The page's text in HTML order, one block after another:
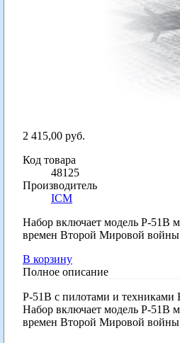
2 415,00 руб.
Код товара
48125
Производитель
ICM
Набор включает модель P-51B
времен Второй Мировой войны
В корзину
Полное описание
P-51B c пилотами и
Набор включает модель P-51B
времен Второй Мировой войны